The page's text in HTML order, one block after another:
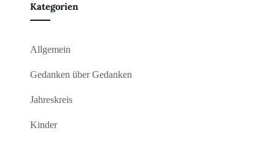
Kategorien
Allgemein
Gedanken über Gedanken
Jahreskreis
Kinder